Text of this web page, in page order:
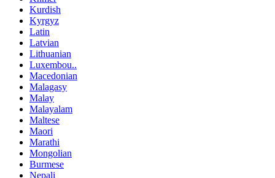
Kurdish
Kyrgyz
Latin
Latvian
Lithuanian
Luxembou..
Macedonian
Malagasy
Malay
Malayalam
Maltese
Maori
Marathi
Mongolian
Burmese
Nepali